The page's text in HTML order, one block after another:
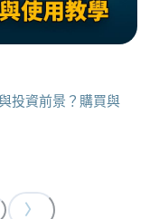
投資前景？購買與
〉